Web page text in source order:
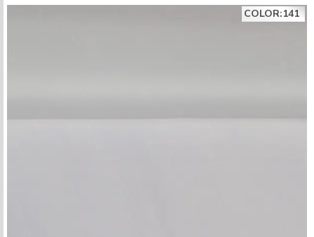
COLOR:141